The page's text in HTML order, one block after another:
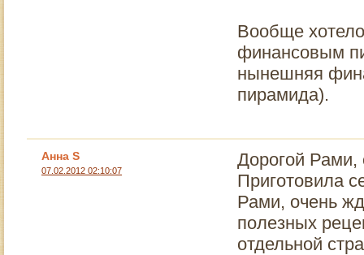
Вообще
финансовым
нынешняя
пирамида).
Анна S
07.02.2012 02:10:07
Дорогой Рами,
Приготовила
Рами, очень
полезных
отдельной